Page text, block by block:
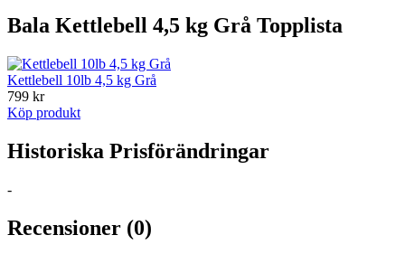
Bala Kettlebell 4,5 kg Grå Topplista
Kettlebell 10lb 4,5 kg Grå
799 kr
Köp produkt
Historiska Prisförändringar
-
Recensioner (0)